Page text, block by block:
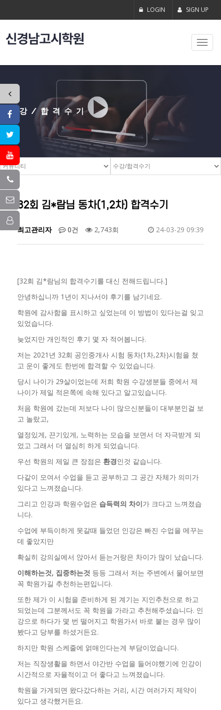
LOGIN SIGN UP
수강/합격수기
32회 김*람님 동차(1,2차) 합격수기
최고관리자 0건 2,743회 24-03-29 09:39
[32회 김*람님의 합격수기를 대신 전해드립니다.]
안녕하십니까 1년이 지나서야 후기를 남기네요.
학원에 감사함을 표시하고 싶었는데 이 방법이 있다는걸 잊고
있었습니다.
늦었지만 개인적인 후기 몇 자 적어봅니다.
저는 2021년 32회 공인중개사 시험 동차(1차,2차)시험을 쳤
고 운이 좋게도 한번에 합격할 수 있었습니다.
당시 나이가 29살이었는데 저희 학원 수강생분들 중에서 제
나이가 제일 적은쪽에 속해 있다고 알고있습니다.
처음 학원에 갔는데 저보다 나이 많으신분들이 대부분인걸 보
고 놀랐고,
열정있게, 끈기있게, 노력하는 모습을 보면서 더 자극받게 되
었고 그래서 더 열심히 하게 되었습니다.
우선 학원의 제일 큰 장점은 환경인것 같습니다.
다같이 모여서 수업을 듣고 공부하고 그 공간 자체가 의미가
있다고 느껴졌습니다.
그리고 인강과 학원수업은 습득력의 차이가 크다고 느껴졌습
니다.
수업에 부득이하게 못갈때 들었던 인강은 빠진 수업을 메꾸는
데 좋았지만
확실히 강의실에서 앉아서 듣는거랑은 차이가 많이 났습니다.
이해하는것, 집중하는것 등등 그래서 저는 주변에서 물어보면
꼭 학원가길 추천하는편입니다.
또한 제가 이 시험을 준비하게 된 계기는 지인추천으로 하고
되었는데 그분께서도 꼭 학원을 가라고 추천해주셨습니다. 인
강으로 하다가 몇 번 떨어지고 학원가서 바로 붙는 경우 많이
봤다고 당부를 하셨거든요.
하지만 학원 스케줄에 얽매인다는게 부담이었습니다.
저는 직장생활을 하면서 야간반 수업을 들어야했기에 인강이
시간적으로 자율적이고 더 좋다고 느껴졌습니다.
학원을 가게되면 왔다갔다하는 거리, 시간 여러가지 제약이
있다고 생각했거든요.